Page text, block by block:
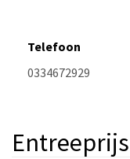
Telefoon
Entreeprijs